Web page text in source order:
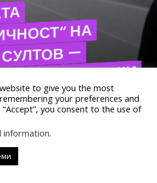
НА
—
БЪЛГАРСКИ
ARTIADE, СЕ
to give you the most
your preferences and
you consent to the use of
information.